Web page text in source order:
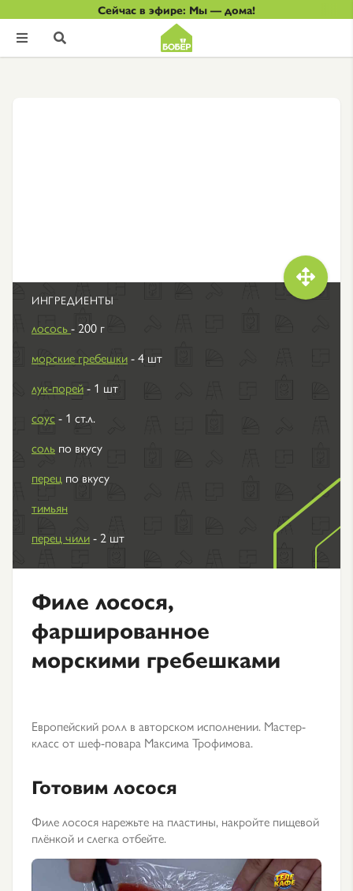
Сейчас в эфире: Мы — дома!
 

ИНГРЕДИЕНТЫ
лосось- 200 г
морские гребешки- 4 шт
лук-порей- 1 шт
соус- 1 ст.л.
соль по вкусу
перец по вкусу
тимьян
перец чили- 2 шт
Филе лосося,
фаршированное
морскими гребешками
Европейский ролл в авторском исполнении. Мастер-
класс от шеф-повара Максима Трофимова.
Готовим лосося
Филе лосося нарежьте на пластины, накройте пищевой
плёнкой и слегка отбейте.